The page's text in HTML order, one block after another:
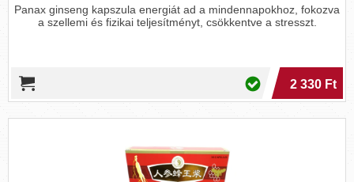
Panax ginseng kapszula energiát ad a mindennapokhoz, fokozva
a szellemi és fizikai teljesítményt, csökkentve a stresszt.
2 330 Ft